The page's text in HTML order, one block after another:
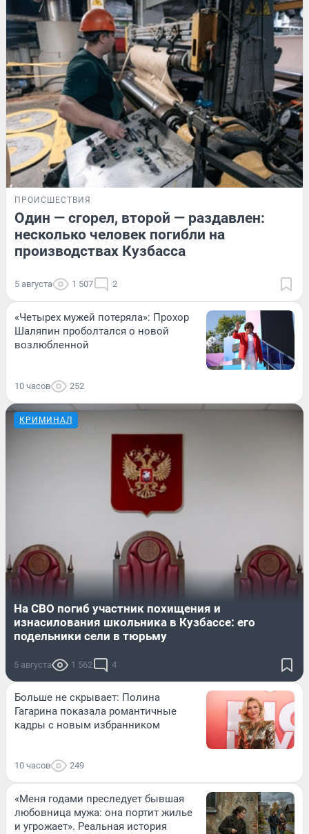
ПРОИСШЕСТВИЯ
Один — сгорел, второй — раздавлен:
несколько человек погибли на
производствах Кузбасса
5 августа 1 507 2
«Четырех мужей потеряла»: Прохор
Шаляпин проболтался о новой
возлюбленной
10 часов 252
КРИМИНАЛ
На СВО погиб участник похищения и
изнасилования школьника в Кузбассе: его
подельники сели в тюрьму
5 августа 1 562 4
Больше не скрывает: Полина
Гагарина показала романтичные
кадры с новым избранником
10 часов 249
«Меня годами преследует бывшая
любовница мужа: она портит жилье
и угрожает». Реальная история